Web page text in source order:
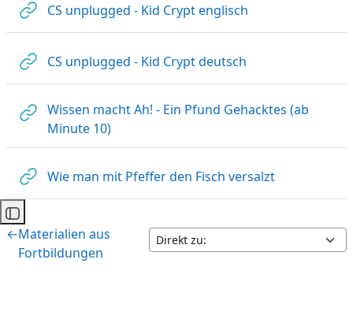
Kursindex öffnen
CS unplugged - Kid Crypt englisch
CS unplugged - Kid Crypt deutsch
Wissen macht Ah! - Ein Pfund Gehacktes (ab
Minute 10)Link/URL
Wie man mit Pfeffer den Fisch versalztLink/URL
←Materialien aus
Fortbildungen